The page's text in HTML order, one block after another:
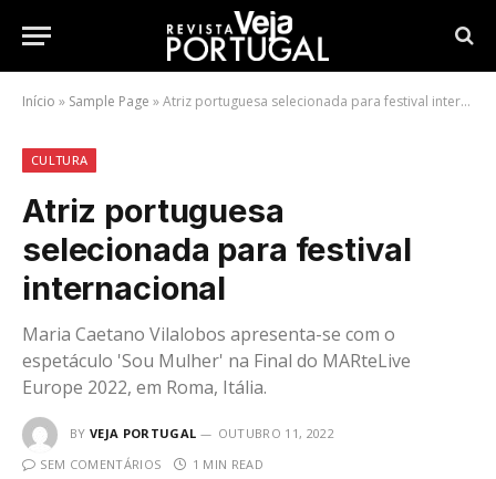
Início » Sample Page »Atriz portuguesa selecionada para festival internacional
CULTURA
Atriz portuguesa
selecionada para festival
internacional
Maria Caetano Vilalobos apresenta-se com o
espetáculo 'Sou Mulher' na Final do MARteLive
Europe 2022, em Roma, Itália.
BY VEJA PORTUGAL
OUTUBRO 11, 2022
SEM COMENTÁRIOS
1 MIN READ